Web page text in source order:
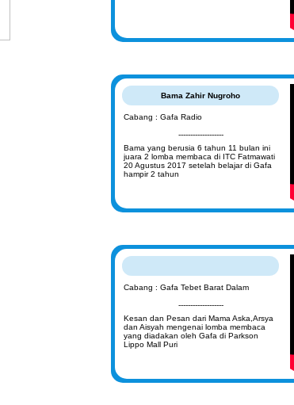
Bama Zahir Nugroho
Cabang : Gafa Radio
-------------------
Bama yang berusia 6 tahun 11 bulan ini
juara 2 lomba membaca di ITC Fatmawati
20 Agustus 2017 setelah belajar di Gafa
hampir 2 tahun
Cabang : Gafa Tebet Barat Dalam
-------------------
Kesan dan Pesan dari Mama Aska,Arsya
dan Aisyah mengenai lomba membaca
yang diadakan oleh Gafa di Parkson
Lippo Mall Puri